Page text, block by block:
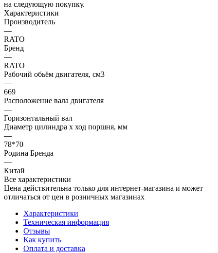
на следующую покупку.
Характеристики
Производитель
—
RATO
Бренд
—
RATO
Рабочий обьём двигателя, см3
—
669
Расположение вала двигателя
—
Горизонтальный вал
Диаметр цилиндра х ход поршня, мм
—
78*70
Родина Бренда
—
Китай
Все характеристики
Цена действительна только для интернет-магазина и может
отличаться от цен в розничных магазинах
Характеристики
Техническая информация
Отзывы
Как купить
Оплата и доставка